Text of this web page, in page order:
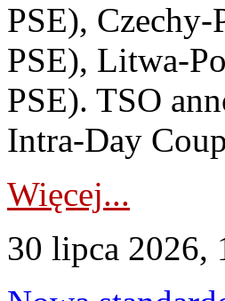
PSE), Czechy-
PSE), Litwa-
PSE). TSO
Intra-Day
Więcej...
30 lipca 2026,